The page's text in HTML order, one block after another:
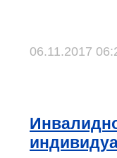
06.11.2017